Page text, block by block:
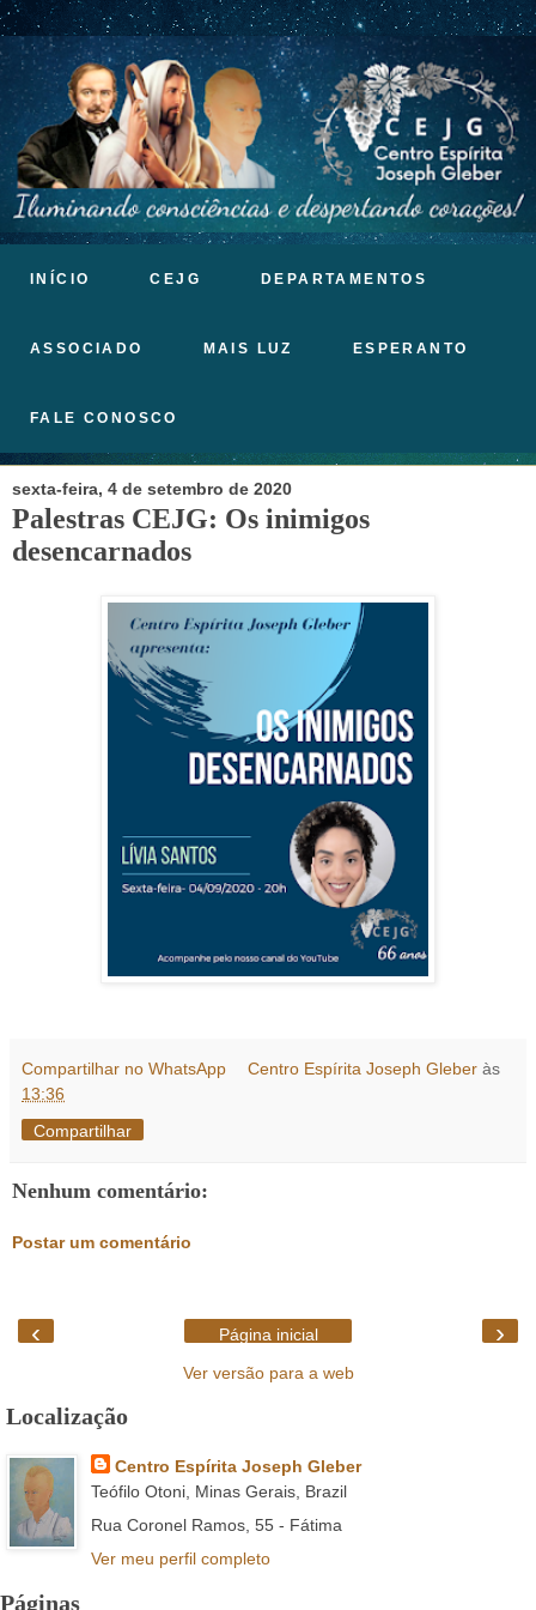
INÍCIO CEJG DEPARTAMENTOS
ASSOCIADO MAIS LUZ ESPERANTO
FALE CONOSCO
sexta-feira, 4 de setembro de 2020
Palestras CEJG: Os inimigos
desencarnados
Compartilhar no WhatsApp Centro Espírita Joseph Gleber às
13:36
Compartilhar
Nenhum comentário:
Postar um comentário
‹ ›
Página inicial
Ver versão para a web
Localização
Centro Espírita Joseph Gleber
Teófilo Otoni, Minas Gerais, Brazil
Rua Coronel Ramos, 55 - Fátima
Ver meu perfil completo
Páginas